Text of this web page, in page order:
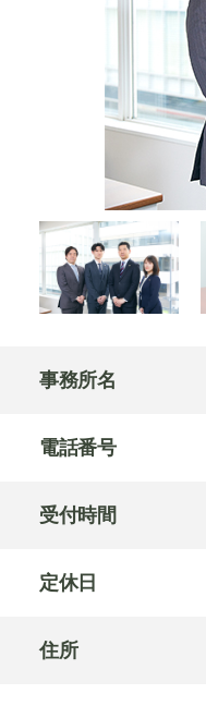
事務所名
電話番号
受付時間
定休日
住所